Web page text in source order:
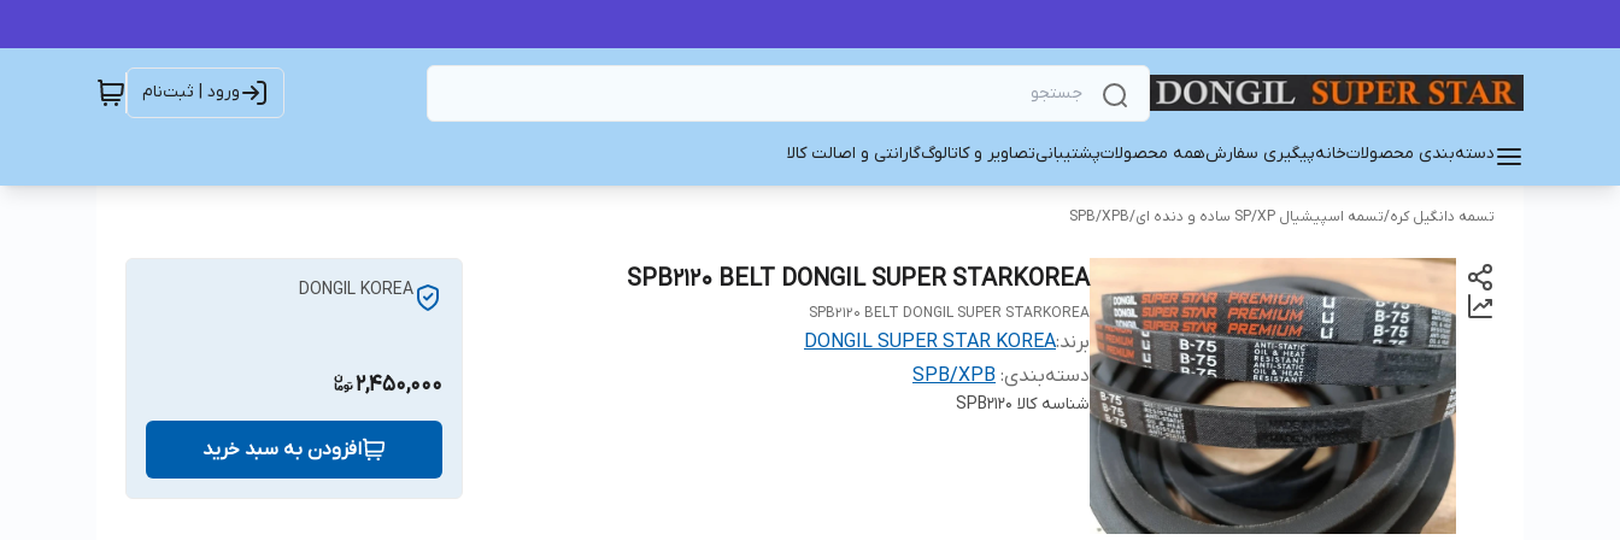
ورود | ثبت‌نام
دسته‌بندی محصولاتخانهپیگیری سفارشهمه محصولاتپشتیبانیتصاویر و کاتالوگگارانتی و اصالت کالا
تسمه دانگیل کره/تسمه اسپیشیال SP/XP ساده و دنده ای /
SPB/XPB
SPB2120 BELT DONGIL SUPER STARKOREA
SPB2120 BELT DONGIL SUPER STARKOREA
برند:DONGIL SUPER STAR KOREA
دسته‌بندی:
SPB/XPB
شناسه کالا SPB2120
DONGIL KOREA
2,450,000
افزودن به سبد خرید